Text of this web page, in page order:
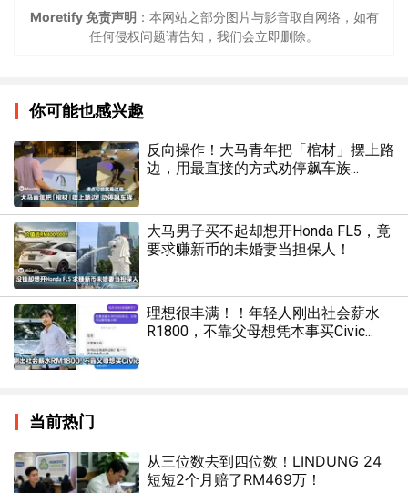
Moretify 免责声明 ：本网站之部分图片与影音取自网络，如有
任何侵权问题请告知，我们会立即删除。
你可能也感兴趣
反向操作！大马青年把「棺材」摆上路
边，用最直接的方式劝停飙车族...
大马男子买不起却想开Honda FL5，竟
要求赚新币的未婚妻当担保人！
理想很丰满！！年轻人刚出社会薪水
R1800，不靠父母想凭本事买Civic...
当前热门
从三位数去到四位数！LINDUNG 24
短短2个月赔了RM469万！